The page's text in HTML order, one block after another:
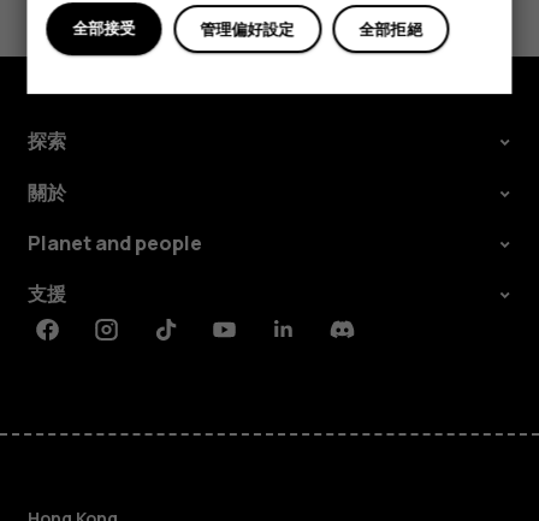
否
探索
關於
Planet and people
支援
FacebookInstagramTiktokYoutubeLinkedinDiscord
全部拒絕
管理偏好設定
全部接受